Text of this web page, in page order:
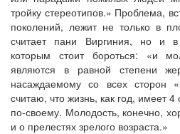
тройку стереотипов.» Проблема,
поколений, лежит не только в
считает пани Виргиния, но и
которым стоит бороться: «и
являются в равной степени
насаждаемому со всех сторон
считаю, что жизнь, как год, имеет
по-своему. Молодость, конечно,
и о прелестях зрелого возраста.»